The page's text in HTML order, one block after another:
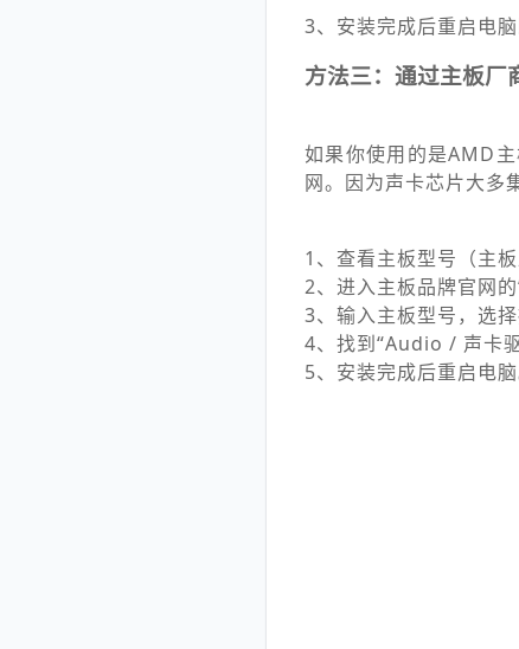
3、安装完成后重启电脑
方法三：通过主板厂
如果你使用的是AMD
网。因为声卡芯片大多
1、查看主板型号（主
2、进入主板品牌官网的
3、输入主板型号，选择
4、找到“Audio / 声卡
5、安装完成后重启电脑